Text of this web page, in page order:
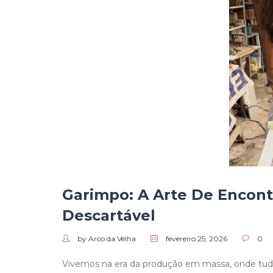
Garimpo: A Arte De
Descartável
by Arco da Velha fevereiro 25, 2026 0
Vivemos na era da produção em massa, onde